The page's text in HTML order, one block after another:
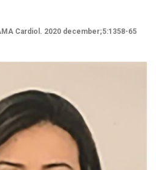
Cardiol. 2020 december;5:1358-65